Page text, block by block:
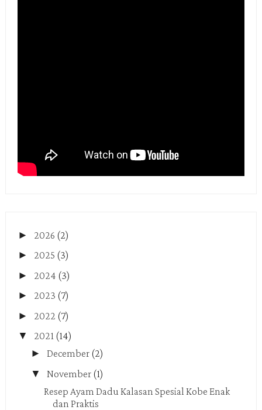
► 2026 (2)
► 2025 (3)
► 2024 (3)
► 2023 (7)
► 2022 (7)
▼ 2021 (14)
► December (2)
▼ November (1)
Resep Ayam Dadu Kalasan Spesial Kobe Enak
dan Praktis